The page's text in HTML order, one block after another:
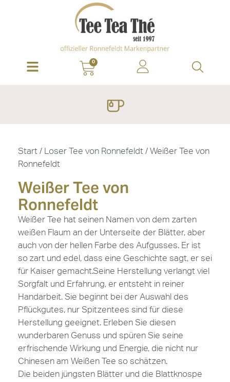
0
Start / Loser Tee von Ronnefeldt / Weißer Tee von
Ronnefeldt
Weißer Tee von
Ronnefeldt
Weißer Tee hat seinen Namen von dem zarten
weißen Flaum an der Unterseite der Blätter, aber
auch von der hellen Farbe des Aufgusses. Er ist
so zart und edel, dass eine Geschichte sagt, er sei
für Kaiser gemacht.Seine Herstellung verlangt viel
Sorgfalt und Erfahrung, er entsteht in reiner
Handarbeit. Sie beginnt bei der Auswahl des
Pflückgutes, nur Spitzentees sind für diese
Herstellung geeignet. Erleben Sie diesen
wunderbaren Genuss und spüren Sie seine
erfrischende Wirkung und Energie, die nicht nur
Chinesen am Weißen Tee so schätzen.
Die beiden jüngsten Blätter und die Blattknospe